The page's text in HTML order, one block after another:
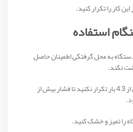
کار را تکرار کنید.
استفاده
به محل گرفتگی اطمینان حاصل
نکند.
هر بار استفاده را بیش از 3–4 بار تکرار نکنید تا فشار بیش از
را تمیز و خشک کنید.